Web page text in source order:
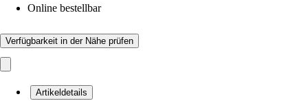
Online bestellbar
Verfügbarkeit in der Nähe prüfen
Artikeldetails